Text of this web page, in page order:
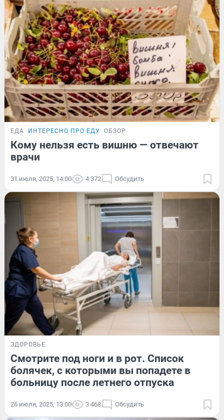
ЕДА ИНТЕРЕСНО ПРО ЕДУ ОБЗОР
Кому нельзя есть вишню — отвечают
врачи
31 июля, 2025, 14:00 4 372 Обсудить
ЗДОРОВЬЕ
Смотрите под ноги и в рот. Список
болячек, с которыми вы попадете в
больницу после летнего отпуска
26 июля, 2025, 13:00 3 468 Обсудить